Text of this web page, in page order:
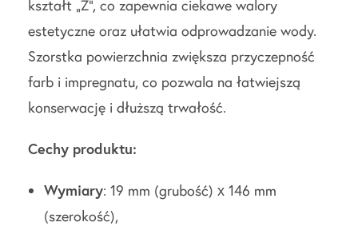
kształt „Z”, co zapewnia ciekawe walory
estetyczne oraz ułatwia odprowadzanie wody.
Szorstka powierzchnia zwiększa przyczepność
farb i impregnatu, co pozwala na łatwiejszą
konserwację i dłuższą trwałość.
Cechy produktu:
Wymiary: 19 mm (grubość) x 146 mm
(szerokość),